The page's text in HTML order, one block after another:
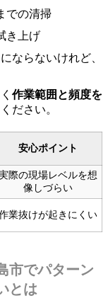
での清掃
き上げ
ならないけれど、
作業範囲と頻度を
ださい。
安心ポイント
際の現場レベルを想
像しづらい
業抜けが起きにくい
市でパターン
とは